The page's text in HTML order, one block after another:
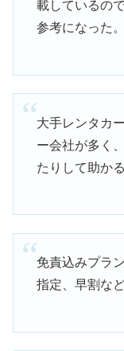
載しているの
参考になった。
大手レンタカ
ー会社が多く
たりして助かる
免責込みプラ
指定、早割な